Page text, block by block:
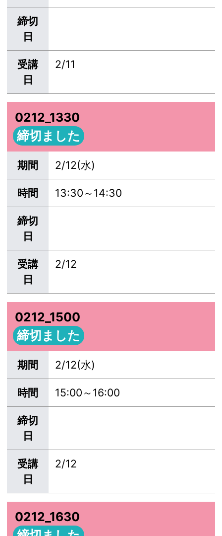
締切
日
受講
日
2/11
0212_1330
締切ました
期間 2/12(水)
時間 13:30～14:30
締切
日
受講
日
2/12
0212_1500
締切ました
期間 2/12(水)
時間 15:00～16:00
締切
日
受講
日
2/12
0212_1630